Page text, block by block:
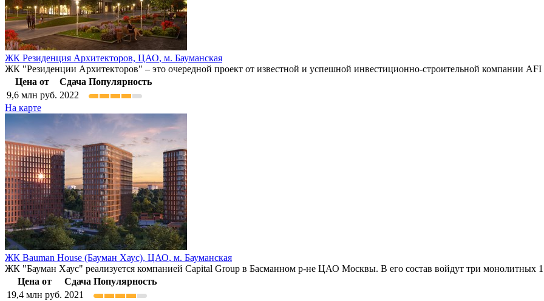
ЖК Резиденция Архитекторов, ЦАО, м. Бауманская
ЖК "Резиденции Архитекторов" – это очередной проект от известной и успешной инвестиционно-строительной компании
Цена от
Сдача Популярность
9,6 млн руб. 2022
На карте
ЖК Bauman House (Бауман Хаус), ЦАО, м. Бауманская
ЖК "Бауман Хаус" реализуется компанией Capital Group в Басманном р-не ЦАО Москвы. В его состав войдут три монолитных
Цена от
Сдача Популярность
19,4 млн руб. 2021